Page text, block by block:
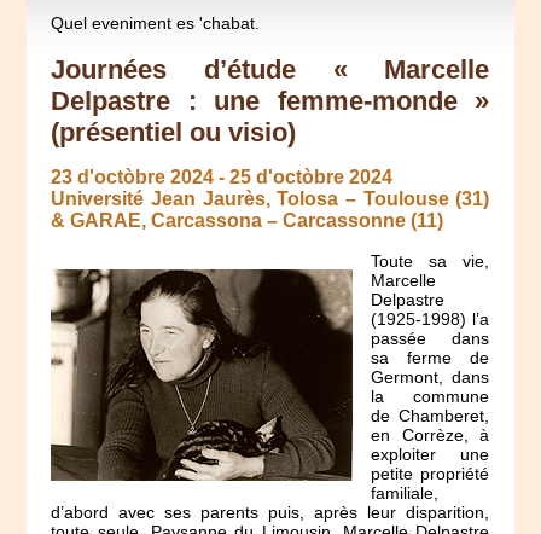
Quel eveniment es 'chabat.
Journées d’étude « Marcelle
Delpastre : une femme-monde »
(présentiel ou visio)
23 d'octòbre 2024 -25 d'octòbre 2024
Université Jean Jaurès, Tolosa – Toulouse (31)
& GARAE, Carcassona – Carcassonne (11)
Toute sa vie,
Marcelle
Delpastre
(1925-1998) l’a
passée dans
sa ferme de
Germont, dans
la commune
de Chamberet,
en Corrèze, à
exploiter une
petite propriété
familiale,
d’abord avec ses parents puis, après leur disparition,